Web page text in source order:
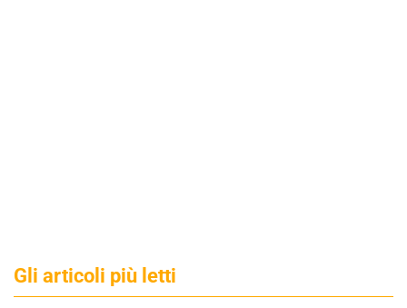
Gli articoli più letti